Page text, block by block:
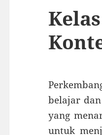
belajar
yang
untuk